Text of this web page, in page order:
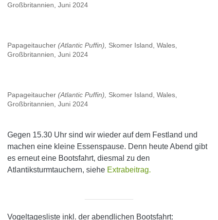
Großbritannien, Juni 2024
Papageitaucher (Atlantic Puffin),
Skomer Island, Wales,
Großbritannien, Juni 2024
Papageitaucher (Atlantic Puffin),
Skomer Island, Wales,
Großbritannien, Juni 2024
Gegen 15.30 Uhr sind wir wieder auf dem Festland und
machen eine kleine Essenspause. Denn heute Abend gibt
es erneut eine Bootsfahrt, diesmal zu den
Atlantiksturmtauchern, siehe Extrabeitrag.
Vogeltagesliste inkl. der abendlichen Bootsfahrt: